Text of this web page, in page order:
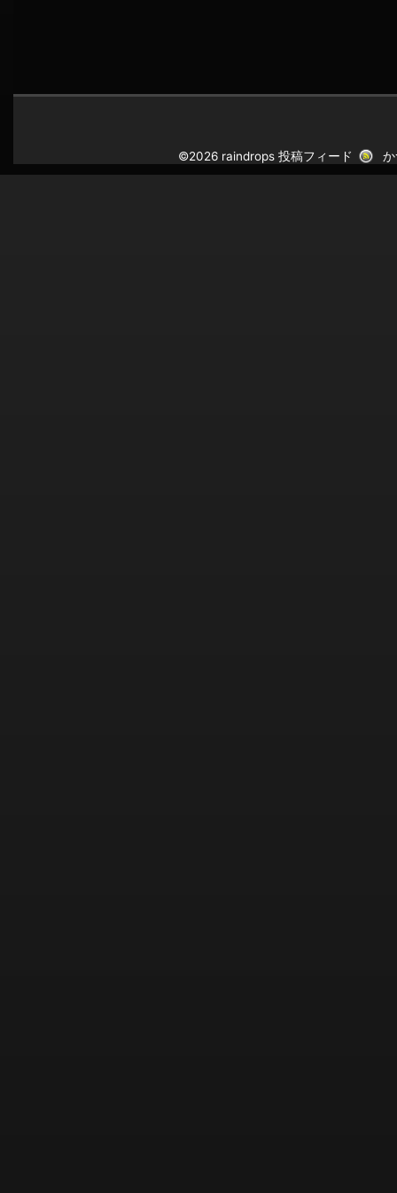
©2026 raindrops投稿フィード